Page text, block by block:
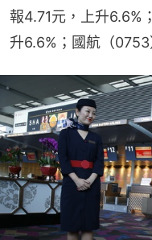
報4.71元，上升6.6%
升6.6%；國航（